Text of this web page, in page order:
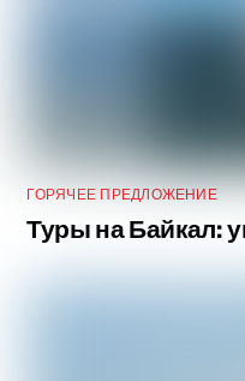
ГОРЯЧЕЕ ПРЕДЛОЖЕНИЕ
Туры на Байкал: